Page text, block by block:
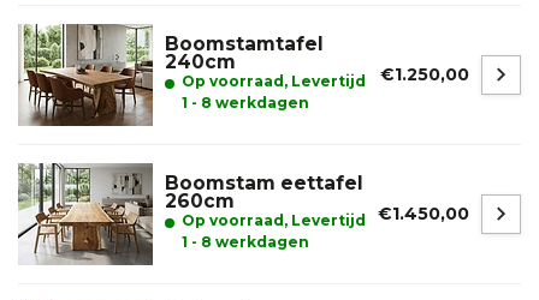
Boomstamtafel
240cm
Op voorraad, Levertijd
1 - 8 werkdagen
€1.250,00
Boomstam eettafel
260cm
Op voorraad, Levertijd
1 - 8 werkdagen
€1.450,00